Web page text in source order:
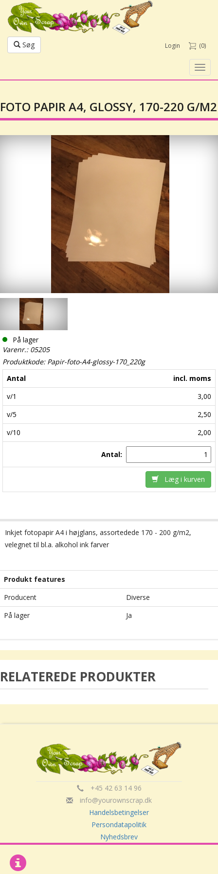
Søg Login (0)
FOTO PAPIR A4, GLOSSY, 170-220 G/M2
På lager
Varenr.: 05205
Produktkode: Papir-foto-A4-glossy-170_220g
Antal
incl. moms
v/1
3,00
v/5
2,50
v/10
2,00
Antal:
Læg i kurven
Inkjet fotopapir A4 i højglans, assortedede 170 - 200 g/m2,
velegnet til bl.a. alkohol ink farver
Produkt features
Producent
Diverse
På lager
Ja
RELATEREDE PRODUKTER
+45 42 63 14 96
info@yourownscrap.dk
Handelsbetingelser
Persondatapolitik
Nyhedsbrev